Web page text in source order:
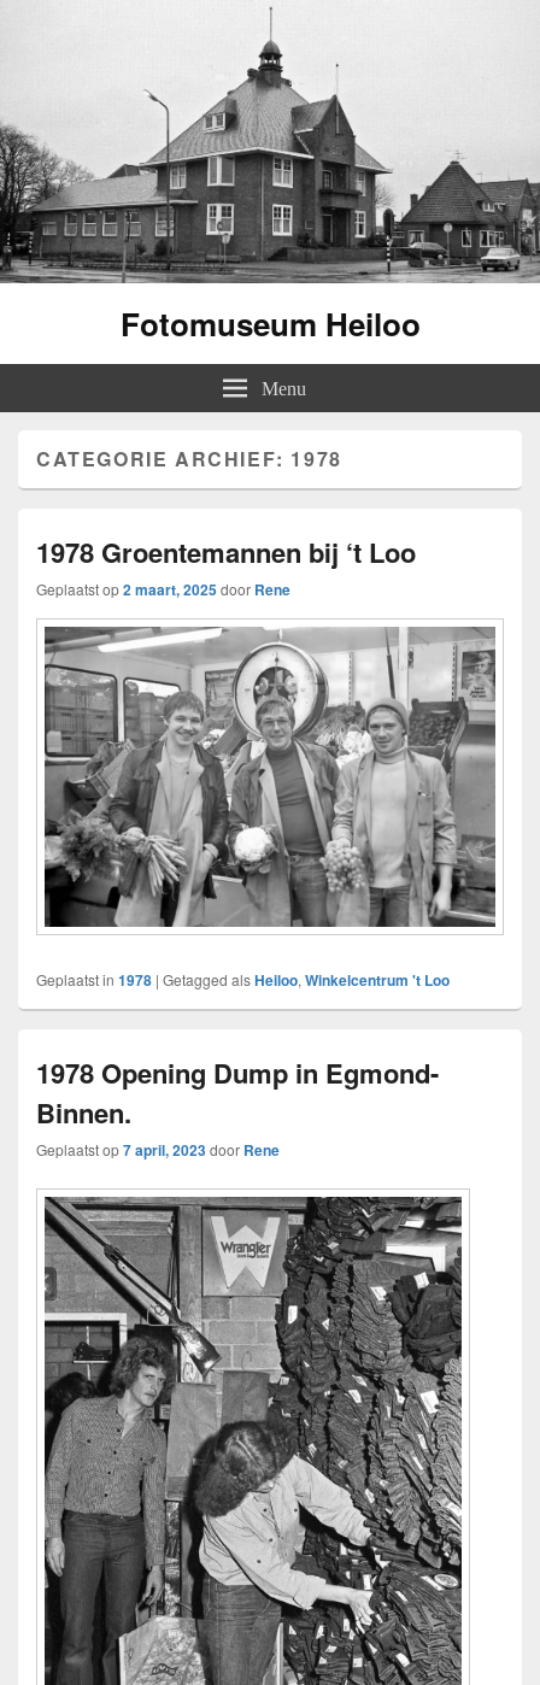
Fotomuseum Heiloo
Menu
CATEGORIE ARCHIEF: 1978
1978 Groentemannen bij ‘t Loo
Geplaatst op2 maart, 2025door Rene
Geplaatst in 1978 | Getagged alsHeiloo, Winkelcentrum 't Loo
1978 Opening Dump in Egmond-
Binnen.
Geplaatst op7 april, 2023door Rene